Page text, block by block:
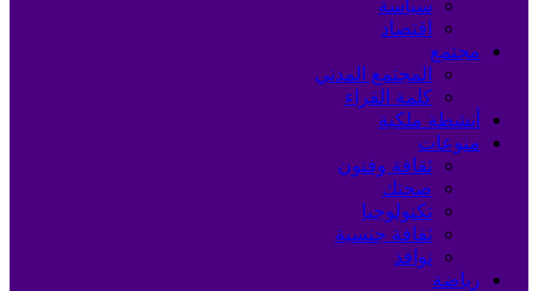
سياسة
اقتصاد
مجتمع
المجتمع المدني
كلمة القراء
أنشطة ملكية
منوعات
ثقافة وفنون
صحتك
تكنولوجيا
ثقافة جنسية
نوافذ
رياضة